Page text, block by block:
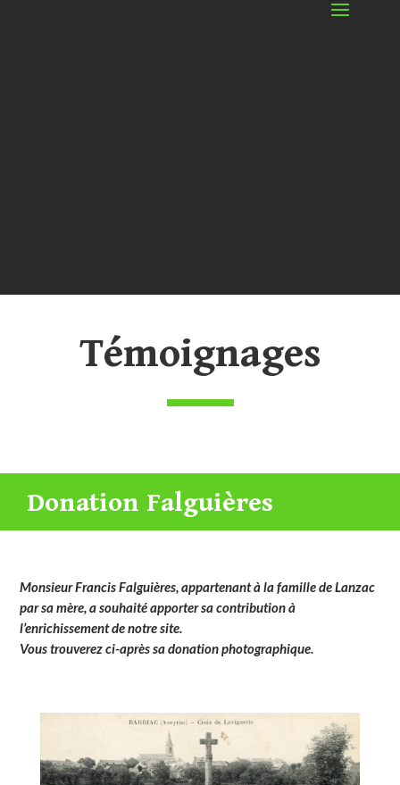
Témoignages
Donation Falguières
Monsieur Francis Falguières, appartenant à la famille de Lanzac
par sa mère, a souhaité apporter sa contribution à
l’enrichissement de notre site.
Vous trouverez ci-après sa donation photographique.